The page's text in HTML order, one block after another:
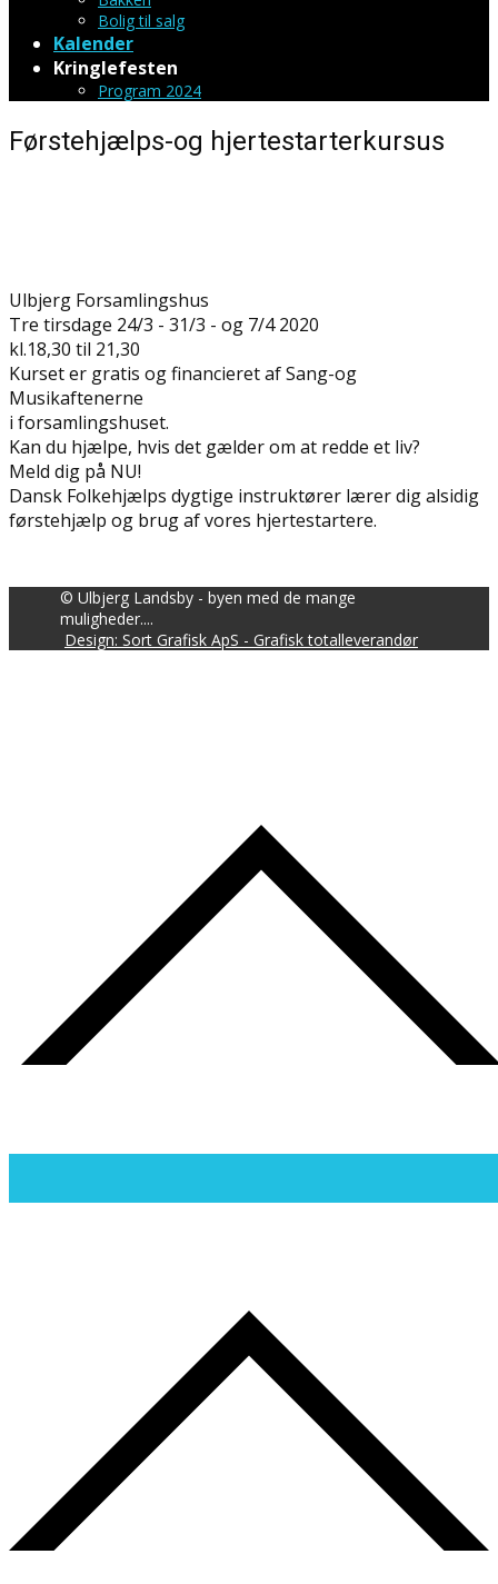
Bolig til salg
Kalender
Kringlefesten
Program 2024
Førstehjælps-og hjertestarterkursus
Ulbjerg Forsamlingshus
Tre tirsdage 24/3 - 31/3 - og 7/4 2020
kl.18,30 til 21,30
Kurset er gratis og financieret af Sang-og
Musikaftenerne
i forsamlingshuset.
Kan du hjælpe, hvis det gælder om at redde et liv?
Meld dig på NU!
Dansk Folkehjælps dygtige instruktører lærer dig alsidig
førstehjælp og brug af vores hjertestartere.
© Ulbjerg Landsby - byen med de mange
muligheder....
Design: Sort Grafisk ApS - Grafisk totalleverandør